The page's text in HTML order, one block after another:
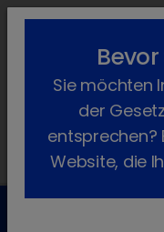
Arzneimittel
Sie möchten
der
entsprechen?
Website, die